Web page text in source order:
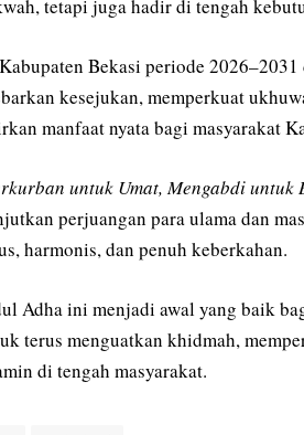
tetapi juga hadir di tengah
Bekasi periode
kesejukan, memperkuat
manfaat nyata bagi masyarakat
untuk Umat, Mengabdi untuk
perjuangan para ulama dan
harmonis, dan penuh keberkahan.
Adha ini menjadi awal yang baik
terus menguatkan khidmah,
di tengah masyarakat.